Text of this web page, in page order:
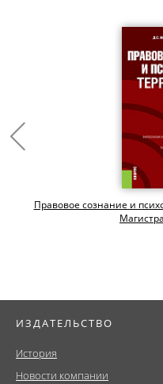
Правовое сознание и
ИЗДАТЕЛЬСТВО
История
Новости компании